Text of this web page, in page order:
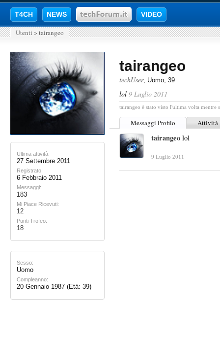
T4CH NEWS VIDEO
Utenti > tairangeo
Ultima attività:
27 Settembre 2011
Registrato:
6 Febbraio 2011
Messaggi:
183
Mi Piace Ricevuti:
12
Punti Trofeo:
18
Sesso:
Uomo
Compleanno:
20 Gennaio 1987 (Età: 39)
tairangeo
techUser, Uomo, 39
lol 9 Luglio 2011
tairangeo è stato visto l'ultima volta mentre
Messaggi Profilo Attività
tairangeo lol
9 Luglio 2011